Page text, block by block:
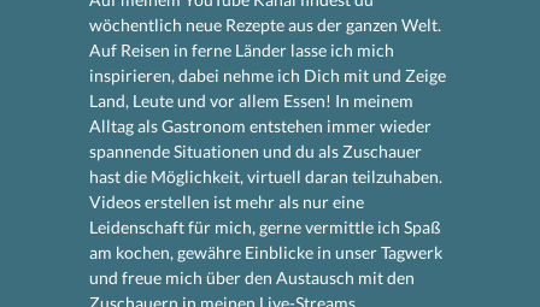
wöchentlich neue Rezepte aus der ganzen Welt.
Auf Reisen in ferne Länder lasse ich mich
inspirieren, dabei nehme ich Dich mit und Zeige
Land, Leute und vor allem Essen! In meinem
Alltag als Gastronom entstehen immer wieder
spannende Situationen und du als Zuschauer
hast die Möglichkeit, virtuell daran teilzuhaben.
Videos erstellen ist mehr als nur eine
Leidenschaft für mich, gerne vermittle ich Spaß
am kochen, gewähre Einblicke in unser Tagwerk
und freue mich über den Austausch mit den